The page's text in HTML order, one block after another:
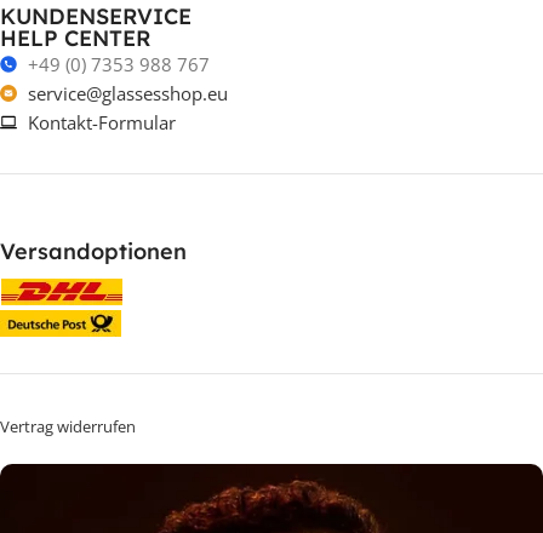
KUNDENSERVICE
HELP CENTER
+49 (0) 7353 988 767
service@glassesshop.eu
Kontakt-Formular
Versandoptionen
Vertrag widerrufen